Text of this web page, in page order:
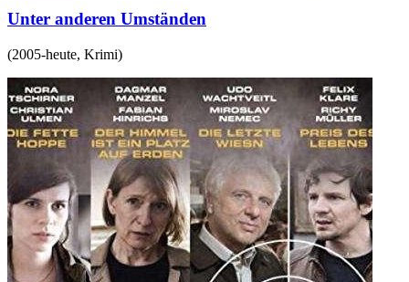
Unter anderen Umständen
(2005-heute, Krimi)